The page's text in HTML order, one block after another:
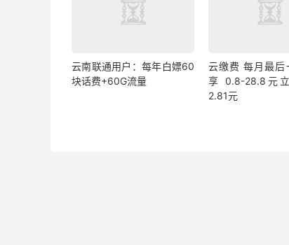
云南联通用户：每年白嫖60
块话费+60G流量
云缴费 每月最后
享 0.8-28.8元
2.81元